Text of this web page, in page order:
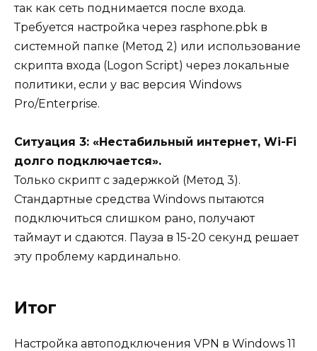
так как сеть поднимается после входа.
Требуется настройка через rasphone.pbk в
системной папке (Метод 2) или использование
скрипта входа (Logon Script) через локальные
политики, если у вас версия Windows
Pro/Enterprise.
Ситуация 3: «Нестабильный интернет, Wi-Fi
долго подключается».
Только скрипт с задержкой (Метод 3).
Стандартные средства Windows пытаются
подключиться слишком рано, получают
таймаут и сдаются. Пауза в 15-20 секунд решает
эту проблему кардинально.
Итог
Настройка автоподключения VPN в Windows 11